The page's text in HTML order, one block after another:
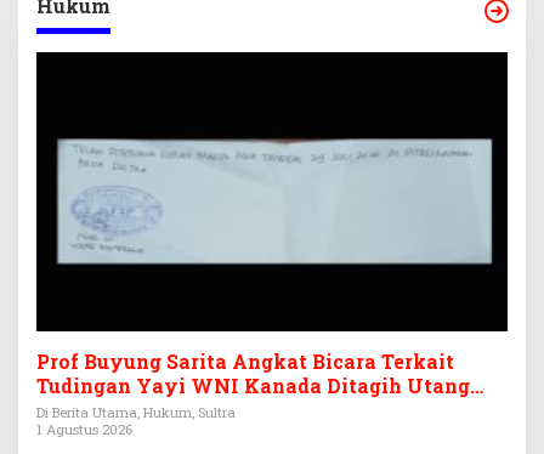
Hukum
Prof Buyung Sarita Angkat Bicara Terkait
Tudingan Yayi WNI Kanada Ditagih Utang
Rp3,6 Miliar
Di Berita Utama, Hukum, Sultra
1 Agustus 2026